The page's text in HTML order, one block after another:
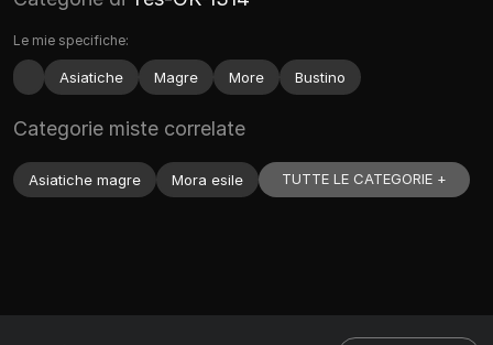
Le mie specifiche:
Asiatiche Magre More Bustino
Categorie miste correlate
Asiatiche magre Mora esile TUTTE LE CATEGORIE +